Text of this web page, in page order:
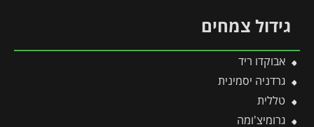
גידול צמחים
אבוקדו ריד
גרדניה יסמינית
טללית
גרומיצ'ומה